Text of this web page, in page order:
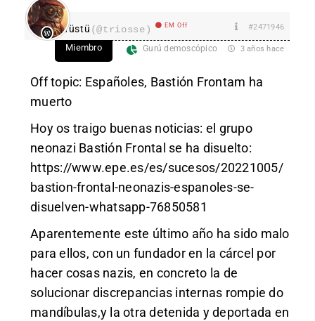
Tüstü (@triosse) EM Off #2471946
Miembro Gurú demoscópico 3 años hace
Off topic: Españoles, Bastión Frontam ha
muerto
Hoy os traigo buenas noticias: el grupo
neonazi Bastión Frontal se ha disuelto:
https://www.epe.es/es/sucesos/20221005/
bastion-frontal-neonazis-espanoles-se-
disuelven-whatsapp-76850581
Aparentemente este último año ha sido malo
para ellos, con un fundador en la cárcel por
hacer cosas nazis, en concreto la de
solucionar discrepancias internas rompie do
mandíbulas,y la otra detenida y deportada en